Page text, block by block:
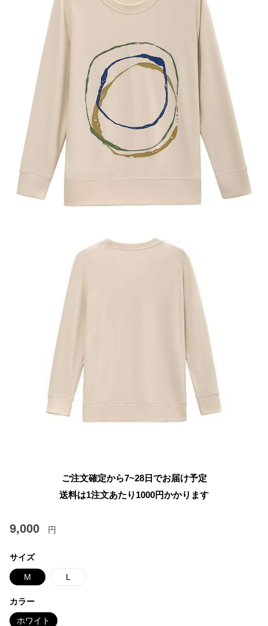
ご注文確定から7~28日でお届け予定
送料は1注文あたり 1000円かかります
9,000 円
サイズ
M L
カラー
ホワイト